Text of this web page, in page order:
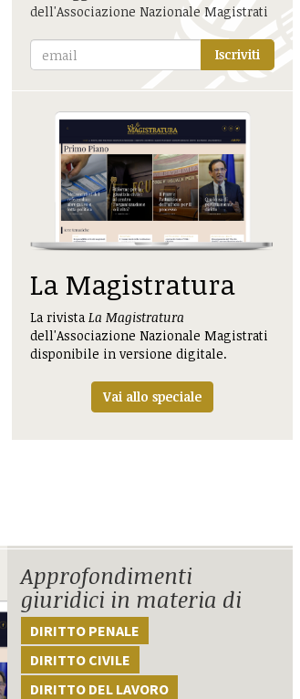
dell'Associazione Nazionale Magistrati
Iscriviti
La Magistratura
La rivista La Magistratura
dell'Associazione Nazionale Magistrati
disponibile in versione digitale.
Vai allo speciale
Approfondimenti
giuridici in materia di
DIRITTO PENALE
DIRITTO CIVILE
DIRITTO DEL LAVORO